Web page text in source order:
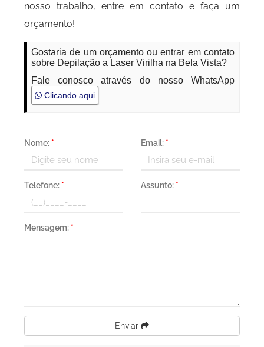
nosso trabalho, entre em contato e faça um
orçamento!
Gostaria de um orçamento ou entrar em contato
sobre Depilação a Laser Virilha na Bela Vista?
Fale conosco através do nosso WhatsApp
Clicando aqui
Nome: * Email: *
Telefone: * Assunto: *
Mensagem: *
Enviar